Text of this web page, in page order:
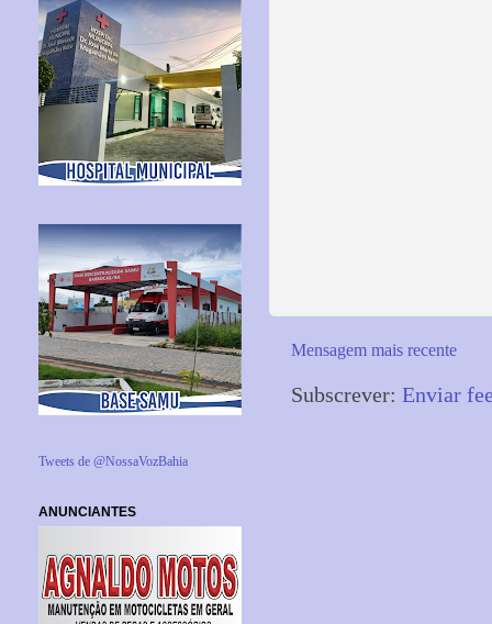
Mensagem mais recente
Subscrever: Enviar
Tweets de @NossaVozBahia
ANUNCIANTES